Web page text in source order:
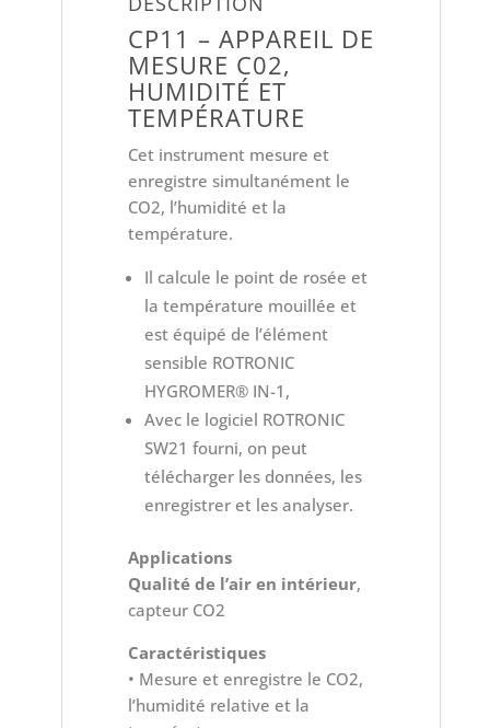
CP11 – APPAREIL DE
MESURE C02,
HUMIDITÉ ET
TEMPÉRATURE
Cet instrument mesure et
enregistre simultanément le
CO2, l’humidité et la
température.
Il calcule le point de rosée et
la température mouillée et
est équipé de l’élément
sensible ROTRONIC
HYGROMER® IN-1,
Avec le logiciel ROTRONIC
SW21 fourni, on peut
télécharger les données, les
enregistrer et les analyser.
Applications
Qualité de l’air en intérieur,
capteur CO2
Caractéristiques
• Mesure et enregistre le CO2,
l’humidité relative et la